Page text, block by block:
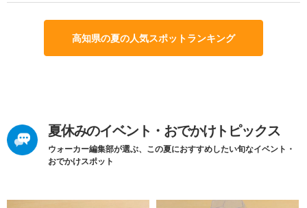
高知県の夏の人気スポットランキング
夏休みのイベント・おでかけトピックス
ウォーカー編集部が選ぶ、この夏におすすめしたい旬なイベント・
おでかけスポット